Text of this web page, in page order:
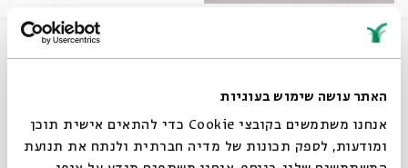
האתר עושה שימוש בעוגיות
אנחנו משתמשים בקובצי Cookie כדי להתאים אישית תוכן
ומודעות, לספק תכונות של מדיה חברתית ולנתח את תנועת
דניאל זמיר מבצע את שירו של אלתרמן, מתוך 'מוסיקה לאין
קץ'